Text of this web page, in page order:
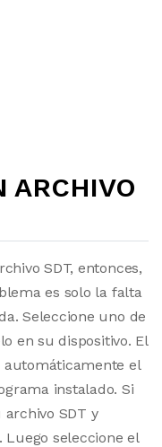
ARCHIVO
SDT, entonces,
es solo la falta
Seleccione uno de
en su dispositivo. El
automáticamente el
instalado. Si
SDT y
. Luego seleccione el